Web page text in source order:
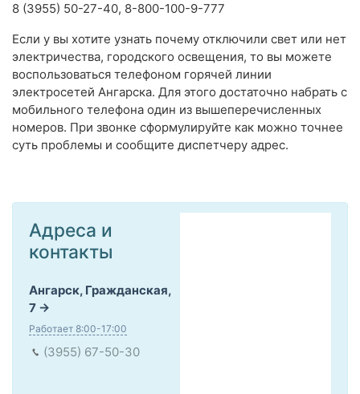
8 (3955) 50-27-40, 8-800-100-9-777
Если у вы хотите узнать почему отключили свет или нет
электричества, городского освещения, то вы можете
воспользоваться телефоном горячей линии
электросетей Ангарска. Для этого достаточно набрать с
мобильного телефона один из вышеперечисленных
номеров. При звонке сформулируйте как можно точнее
суть проблемы и сообщите диспетчеру адрес.
Адреса и
контакты
Ангарск, Гражданская,
7
Работает 8:00-17:00
(3955) 67-50-30